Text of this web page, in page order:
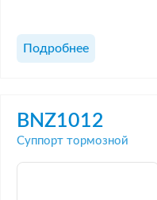
Подробнее
BNZ1012
Суппорт тормозной